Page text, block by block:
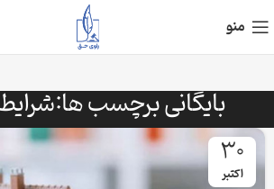
منو
بایگانی برچسب
30
اکتبر